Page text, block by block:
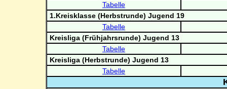
Tabelle
1.Kreisklasse (Herbstrunde) Jugend 19
Tabelle
Kreisliga (Frühjahrsrunde) Jugend 13
Tabelle
Kreisliga (Herbstrunde) Jugend 13
Tabelle